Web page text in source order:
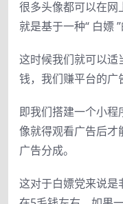
很多头像都可以在网
就是基于一种“ 白嫖 ”
这时候我们就可以适
钱，我们赚平台的广
即我们搭建一个小
像就得观看广告后才
广告分成。
这对于白嫖党来说是